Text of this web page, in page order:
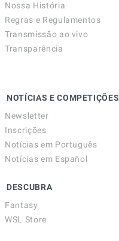
Nossa História
Regras e Regulamentos
Transmissão ao vivo
Transparência
NOTÍCIAS E COMPETIÇÕES
Newsletter
Inscrições
Notícias em Português
Notícias em Español
DESCUBRA
Fantasy
WSL Store